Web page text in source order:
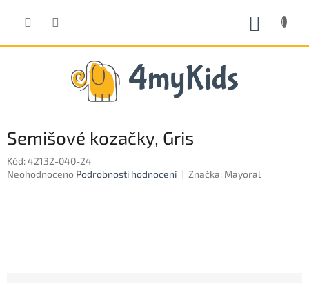
Semišové kozačky, Gris
Kód:42132-040-24
Průměrné
Neohodnoceno Podrobnosti hodnocení Značka: Mayoral